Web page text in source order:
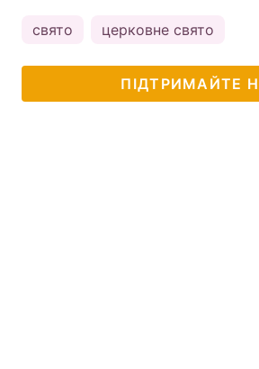
свято церковне свято
ПІДТРИМАЙТЕ